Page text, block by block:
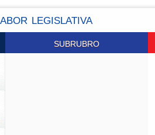
LEGISLATIVA
SUBRUBRO